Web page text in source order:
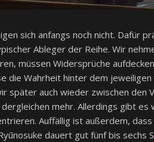
sich anfangs noch nicht. Dafür
Ableger der Reihe. Wir
müssen Widersprüche
die Wahrheit hinter dem
später auch wieder zwischen den
mehr. Allerdings gibt es
Auffällig ist außerdem,
dauert gut fünf bis sechs